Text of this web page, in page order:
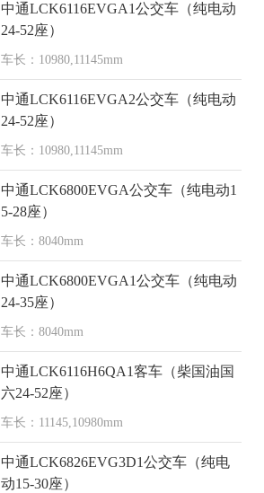
中通LCK6116EVGA1公交车（纯电动
24-52座）
车长：10980,11145mm
中通LCK6116EVGA2公交车（纯电动
24-52座）
车长：10980,11145mm
中通LCK6800EVGA公交车（纯电动1
5-28座）
车长：8040mm
中通LCK6800EVGA1公交车（纯电动
24-35座）
车长：8040mm
中通LCK6116H6QA1客车（柴国油国
六24-52座）
车长：11145,10980mm
中通LCK6826EVG3D1公交车（纯电
动15-30座）